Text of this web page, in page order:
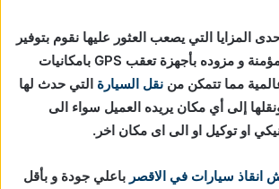
المزايا التي يصعب العثور عليها نقوم بتوفير
حديثة ومؤمنة و مزوده بأجهزة تعقب GPS بامكانيات
مما تتمكن من نقل السيارة التي حدث لها
إلى أي مكان يريده العميل سواء الى
او توكيل او الى اى مكان اخر.
انقاذ سيارات في الاقصر باعلي جودة و بأقل